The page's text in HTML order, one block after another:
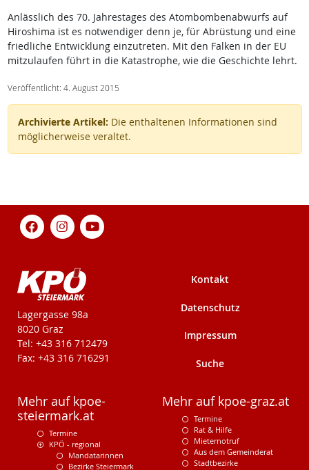
Anlässlich des 70. Jahrestages des Atombombenabwurfs auf
Hiroshima ist es notwendiger denn je, für Abrüstung und eine
friedliche Entwicklung einzutreten. Mit den Falken in der EU
mitzulaufen führt in die Katastrophe, wie die Geschichte lehrt.
Veröffentlicht: 4. August 2015
Archivierte Artikel: Die enthaltenen Informationen sind
möglicherweise veraltet.
KPÖ-Steiermark
Lagergasse 98a
8020 Graz
Tel: +43 316 712479
Fax: +43 316 716291
Kontakt
Datenschutz
Impressum
Suche
Mehr auf kpoe-
steiermark.at
Termine
KPÖ - regional
Mandatarinnen
Bezirke Steiermark
Mehr auf kpoe-graz.at
Termine
Rat & Hilfe
Mieternotruf
Aus dem Gemeinderat
Stadtbezirke